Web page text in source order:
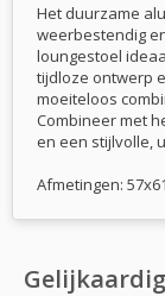
Het duurzame
weerbestendig
loungestoel
tijdloze ontwerp
moeiteloos
Combineer met
en een stijlvolle,
Afmetingen: